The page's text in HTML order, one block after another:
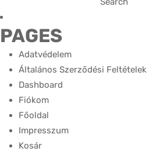
for:
PAGES
Adatvédelem
Általános Szerződési Feltételek
Dashboard
Fiókom
Főoldal
Impresszum
Kosár